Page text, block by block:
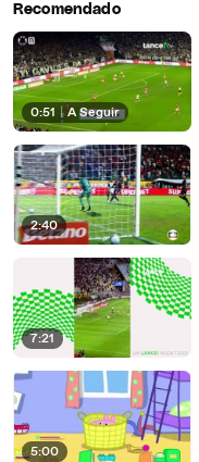
Recomendado
0:51 | A Seguir
2:40
7:21
5:00